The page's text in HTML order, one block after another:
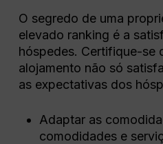
O segredo de uma
elevado ranking é a
hóspedes. Certifique-se
alojamento não só
as expectativas dos
Adaptar as
comodidades e